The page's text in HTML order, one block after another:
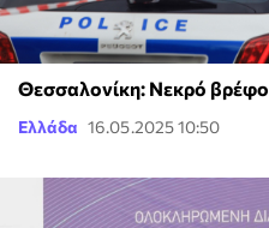
Θεσσαλονίκη: Νεκρό
Ελλάδα 16.05.2025 10:50